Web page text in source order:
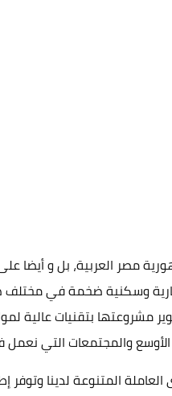
مصر العربية، بل و أيضا
وسكنية ضخمة في
ومنذ ذلك الوقت وهي تهدف الي تطوير مشروعتها
والمجتمعات التي نعمل
المتنوعة لدينا وتوفر